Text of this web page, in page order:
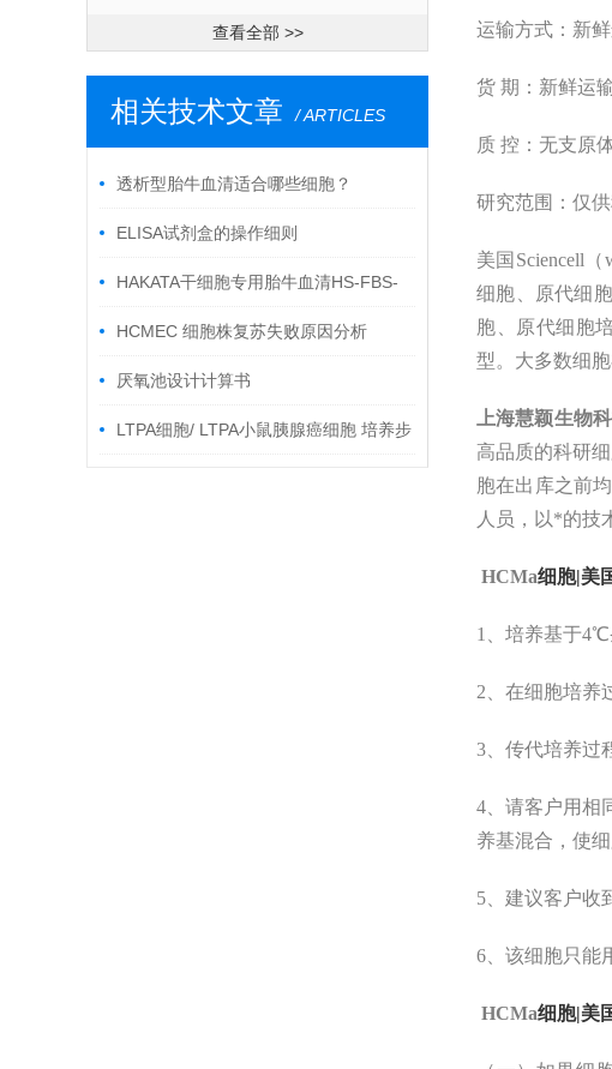
查看全部 >>
相关技术文章 / ARTICLES
透析型胎牛血清适合哪些细胞？
ELISA试剂盒的操作细则
HAKATA干细胞专用胎牛血清HS-FBS-
500解冻方法
HCMEC 细胞株复苏失败原因分析
厌氧池设计计算书
LTPA细胞/ LTPA小鼠胰腺癌细胞 培养步
运输方式：新
货 期：新鲜运
质 控：无支原
研究范围： 仅
美国Sciencell（
细胞、原代细
胞、原代细胞
型。大多数细
上海慧颖生物
高品质的科研
胞在出库之前
人员，以*的技
HCMa细胞|美
1、培养基于4℃
2、在细胞培养
3、传代培养过
4、请客户用相
养基混合，使
5、建议客户收
6、该细胞只能
HCMa细胞|美